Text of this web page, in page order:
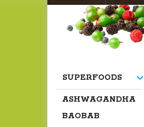
SUPERFOODS
ASHWAGANDHA
BAOBAB